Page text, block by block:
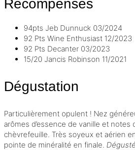
Récompenses
94pts Jeb Dunnuck 03/2024
92 Pts Wine Enthusiast 12/2023
92 Pts Decanter 03/2023
15/20 Jancis Robinson 11/2021
Dégustation
Particulièrement opulent ! Nez
arômes d’essence de vanille et notes
chèvrefeuille. Très soyeux et aérien
pointe de minéralité en finale.